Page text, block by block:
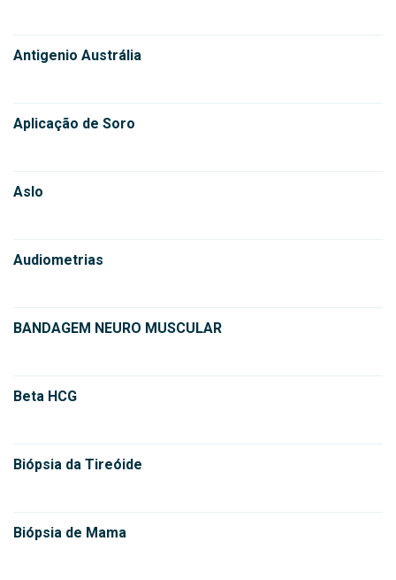
Antigenio Austrália
Aplicação de Soro
Aslo
Audiometrias
BANDAGEM NEURO MUSCULAR
Beta HCG
Biópsia da Tireóide
Biópsia de Mama